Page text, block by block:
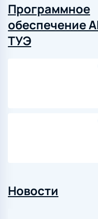
Программное
обеспечение
ТУЭ
Новости